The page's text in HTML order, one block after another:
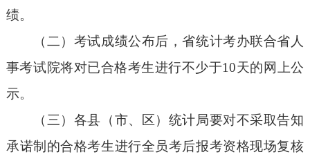
绩。
（二）考试成绩公布后，省统计考办联合省人
事考试院将对已合格考生进行不少于10天的网上公
示。
（三）各县（市、区）统计局要对不采取告知
承诺制的合格考生进行全员考后报考资格现场复核